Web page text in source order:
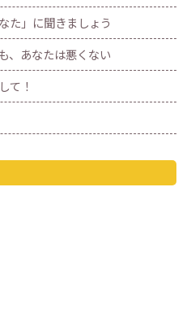
た」に聞きましょう
、あなたは悪くない
て！